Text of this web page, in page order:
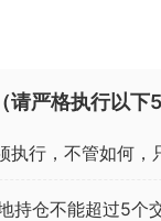
请严格执行以下5
执行，不管如何，
持仓不能超过5个